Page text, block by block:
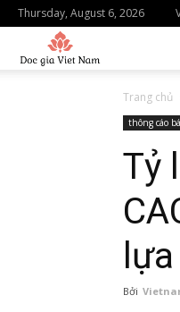
Thursday, August 6, 2026
Trang chủ
thông cáo
Tỷ
Bởi